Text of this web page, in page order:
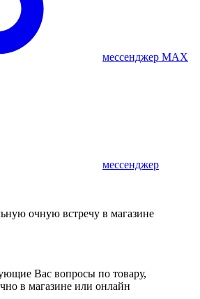
мессенджер MAX
мессенджер
очную встречу в магазине
Вас вопросы по товару,
в магазине или онлайн